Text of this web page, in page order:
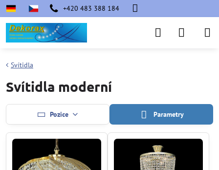
+420 483 388 184
Svítidla
Svítidla moderní
Pozice Parametry